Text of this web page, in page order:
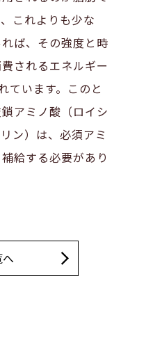
これよりも少な
ば、その強度と時
されるエネルギー
ています。このと
アミノ酸（ロイシ
ン）は、必須アミ
給する必要があり